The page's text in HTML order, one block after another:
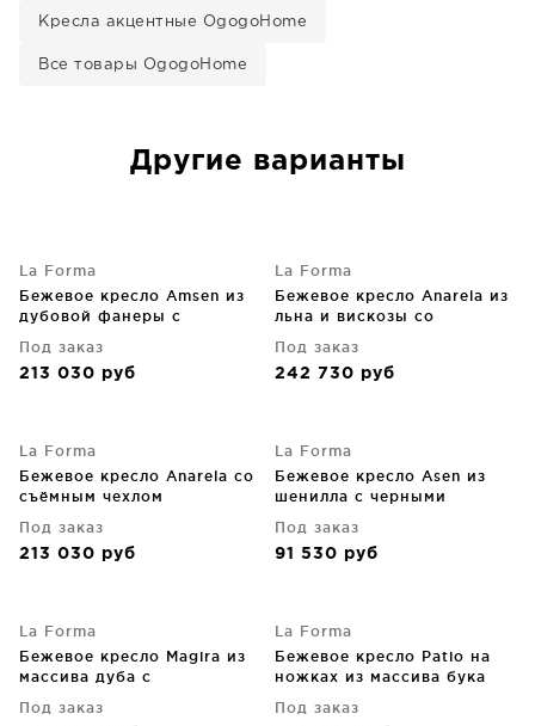
Кресла акцентные OgogoHome
Все товары OgogoHome
Другие варианты
La Forma
Бежевое кресло Amsen из
дубовой фанеры с
нержавеющей стали
83X86X77 CM
Под заказ
213 030 руб
La Forma
Бежевое кресло Anarela из
льна и вискозы со
110X107X64 CM
Под заказ
242 730 руб
La Forma
Бежевое кресло Anarela со
съёмным чехлом
Под заказ
213 030 руб
La Forma
Бежевое кресло Asen из
шенилла с черными
100% 66X69X80 CM
Под заказ
91 530 руб
La Forma
Бежевое кресло Magira из
массива дуба с
Под заказ
La Forma
Бежевое кресло Patio на
ножках из массива бука
CM
Под заказ